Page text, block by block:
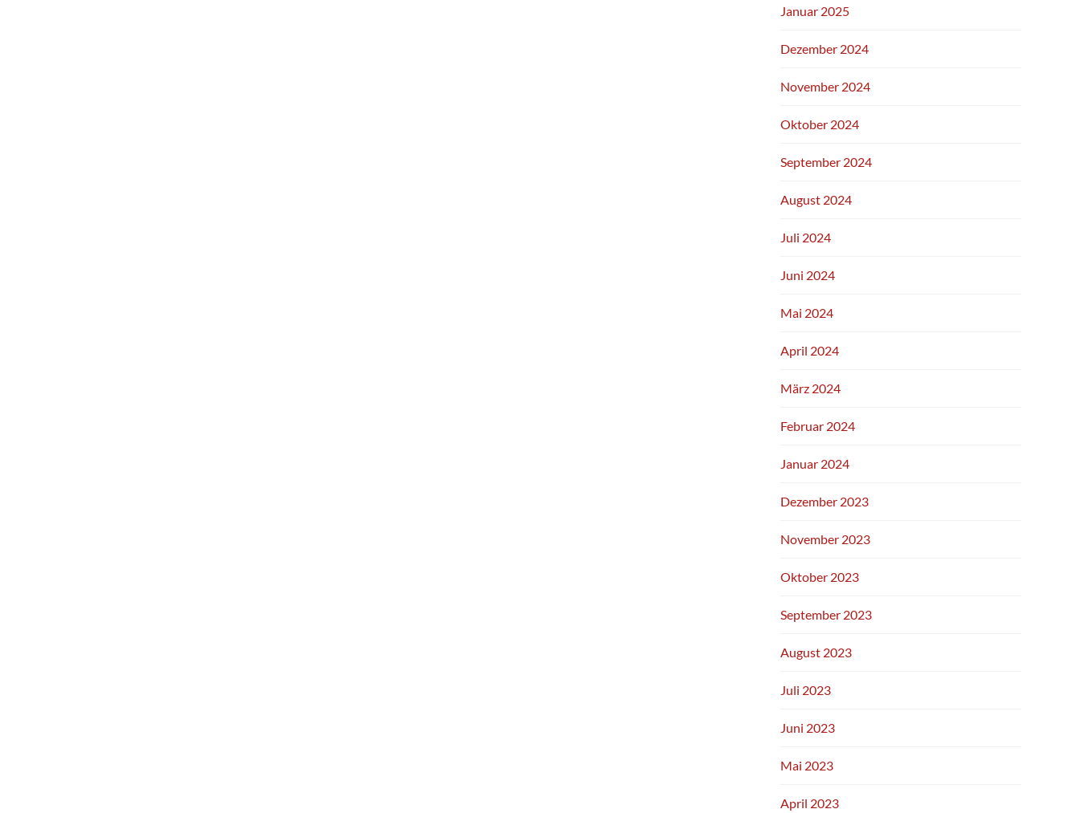
Januar 2025
Dezember 2024
November 2024
Oktober 2024
September 2024
August 2024
Juli 2024
Juni 2024
Mai 2024
April 2024
März 2024
Februar 2024
Januar 2024
Dezember 2023
November 2023
Oktober 2023
September 2023
August 2023
Juli 2023
Juni 2023
Mai 2023
April 2023